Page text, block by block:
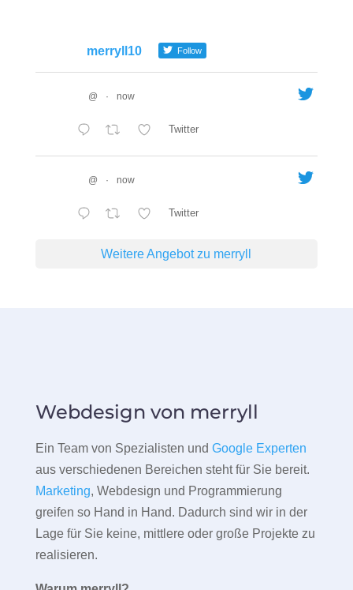
merryll10 Follow
@ · now
Twitter
@ · now
Twitter
Weitere Angebot zu merryll
Webdesign von merryll
Ein Team von Spezialisten und Google Experten
aus verschiedenen Bereichen steht für Sie bereit.
Marketing, Webdesign und Programmierung
greifen so Hand in Hand. Dadurch sind wir in der
Lage für Sie keine, mittlere oder große Projekte zu
realisieren.